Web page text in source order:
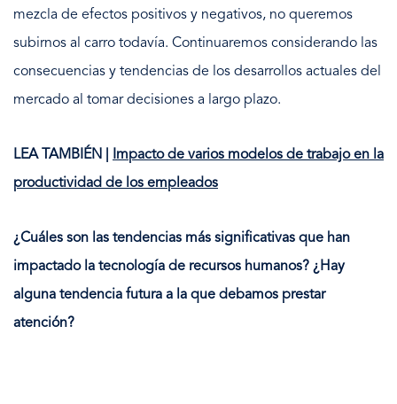
mezcla de efectos positivos y negativos, no queremos
subirnos al carro todavía. Continuaremos considerando las
consecuencias y tendencias de los desarrollos actuales del
mercado al tomar decisiones a largo plazo.
LEA TAMBIÉN |
Impacto de varios modelos de trabajo en la
productividad de los empleados
¿Cuáles son las tendencias más significativas que han
impactado la tecnología de recursos humanos? ¿Hay
alguna tendencia futura a la que debamos prestar
atención?